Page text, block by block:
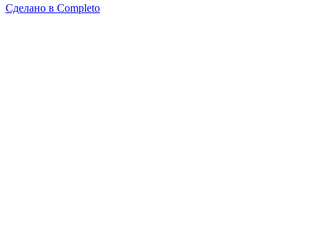
Сделано в Completo